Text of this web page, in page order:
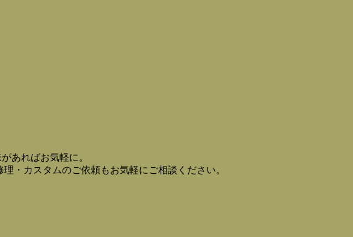
あればお気軽に。
・カスタムのご依頼もお気軽にご相談ください。